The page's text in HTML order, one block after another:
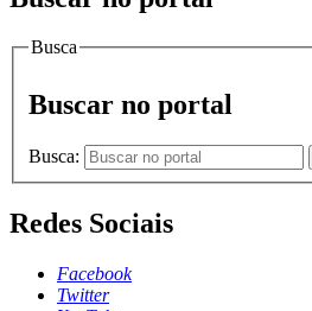
Busca
Buscar no portal
Busca:
Redes Sociais
Facebook
Twitter